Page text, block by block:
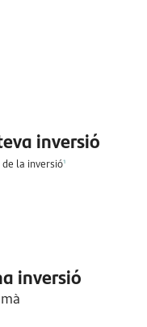
inversió
la inversió1
inversió